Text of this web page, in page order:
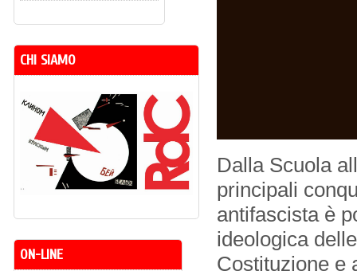
Dalla Scuola
principali
antifascista è
ideologica
Costituzione e
CHI SIAMO
ON-LINE